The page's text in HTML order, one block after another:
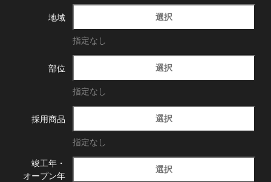
地域 選択
指定なし
部位 選択
指定なし
採用商品 選択
指定なし
竣工年・
オープン年
選択